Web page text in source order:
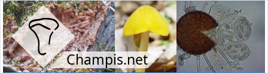
Champis.net